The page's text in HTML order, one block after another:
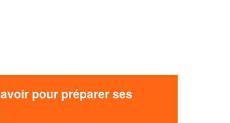
pour préparer ses